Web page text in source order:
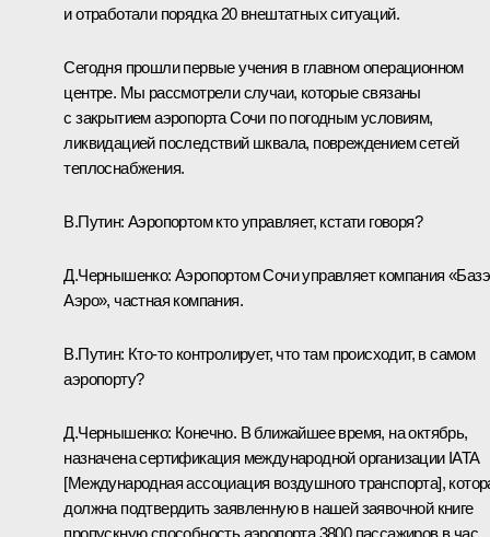
и отработали порядка 20 внештатных ситуаций.
Сегодня прошли первые учения в главном операционном
центре. Мы рассмотрели случаи, которые связаны
с закрытием аэропорта Сочи по погодным условиям,
ликвидацией последствий шквала, повреждением сетей
теплоснабжения.
В.Путин: Аэропортом кто управляет, кстати говоря?
Д.Чернышенко: Аэропортом Сочи управляет компания
Аэро», частная компания.
В.Путин: Кто‑то контролирует, что там происходит, в самом
аэропорту?
Д.Чернышенко: Конечно. В ближайшее время, на октябрь,
назначена сертификация международной организации IATA
[Международная ассоциация воздушного транспорта],
должна подтвердить заявленную в нашей заявочной книге
пропускную способность аэропорта 3800 пассажиров в час.